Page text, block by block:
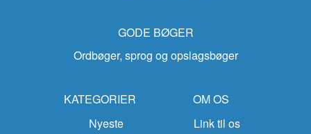
GODE BØGER
Ordbøger, sprog og opslagsbøger
KATEGORIER
Nyeste
OM OS
Link til os